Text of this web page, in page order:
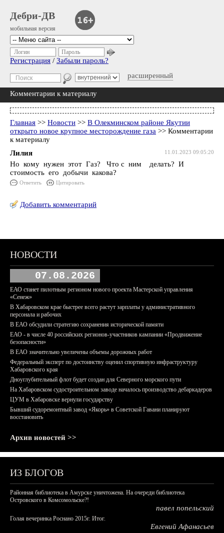
Дебри-ДВ
мобильная версия
расширенный
Логин Пароль
Регистрация / Забыли пароль?
Комментарии к материалу
Главная >> Новости >> В Олекминском районе Якутии
открыто новое крупное месторождение газа >> Комментарии
к материалу
11.01.2023 09:05:20
Лилия
Но кому нужен этот Газ? Что с ним делать? И
стоимость его добычи какова?
Ответить Цитировать
Добавить комментарий
НОВОСТИ
07.08.2026
ЕАО станет пилотным регионом нового проекта Мастерской управления
«Сенеж»
В Хабаровском крае быстрее всего растут зарплаты у административного
персонала и рабочих
В ЕАО обсудили стратегию сохранения исторической памяти
ЕАО - в числе 40 российских регионов-участников кампании «Продвижение
безопасности»
В ЕАО значительно увеличены объемы дорожных работ
Федеральный эксперт по достоинству оценил спортивную инфраструктуру
Хабаровского края
Дноуглубительный флот будет создан для Северного морского пути
На Хабаровском судостроительном заводе началось производство дебаркадеров
ЦУМ в Хабаровске вернули государству
Бывший судоремонтный завод «Якорь» в Советской Гавани планируют
восстановить
Архив новостей >>
ИЗ БЛОГОВ
Районная библиотека в Амурске уничтожена. На очереди библиотека
Островского в Комсомольске?!
павел попельский
Голая вечеринка Роснано 2015г. Итог.
Евгений Афанасьев